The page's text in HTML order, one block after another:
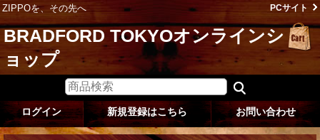
ZIPPOを、その先へ PCサイト
BRADFORD TOKYOオンラインシ
ョップ
ログイン 新規登録はこちら お問い合わせ